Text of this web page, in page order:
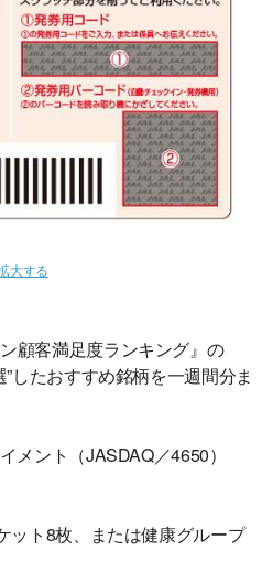
大する
顧客満足度ランキング』の
”したおすすめ銘柄を一週間分ま
メント（JASDAQ／4650）
ット8枚、または健康グループ